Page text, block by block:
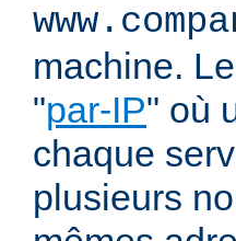
machine.
"par-IP" où
chaque
plusieurs